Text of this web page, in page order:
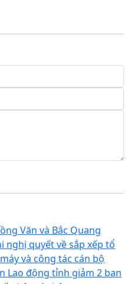
Văn và Bắc Quang
nghị quyết về sắp xếp tổ
và công tác cán bộ
Lao động tỉnh giảm 2 ban